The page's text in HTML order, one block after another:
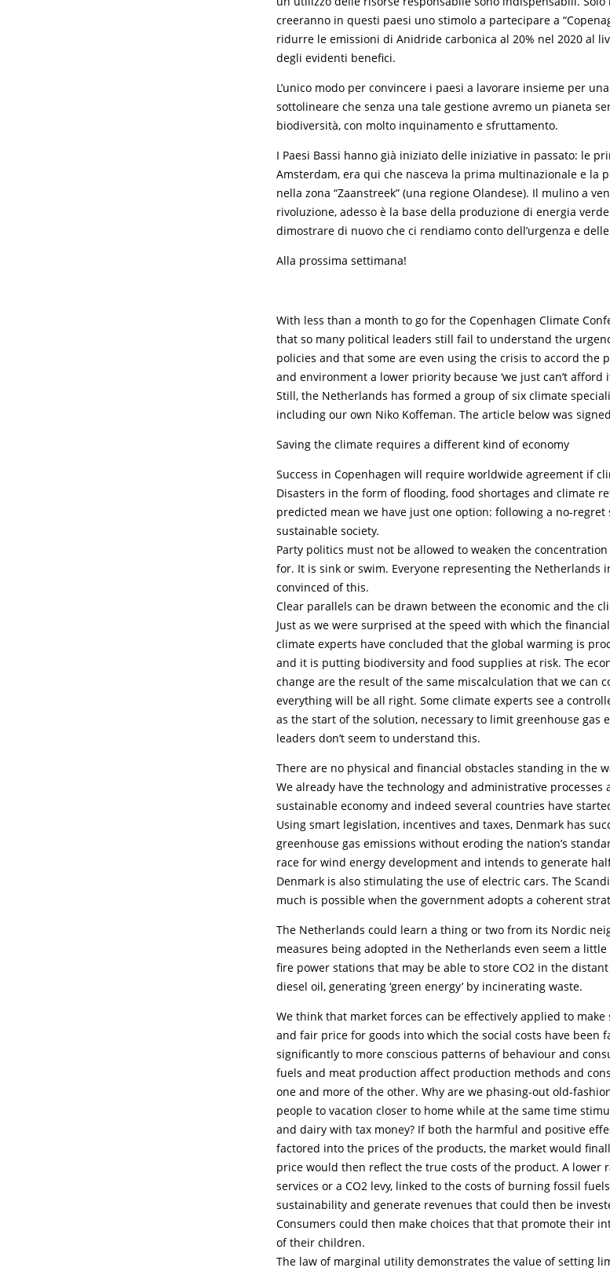
creeranno in questi paesi uno stimolo a partecipare a
ridurre le emissioni di Anidride carbonica al 20% nel 2020 al
degli evidenti benefici.
L’unico modo per convincere i paesi a lavorare insieme per
sottolineare che senza una tale gestione avremo un pianeta
biodiversità, con molto inquinamento e sfruttamento.
I Paesi Bassi hanno già iniziato delle iniziative in passato: le
Amsterdam, era qui che nasceva la prima multinazionale e la
nella zona “Zaanstreek” (una regione Olandese). Il mulino a
rivoluzione, adesso è la base della produzione di energia
dimostrare di nuovo che ci rendiamo conto dell’urgenza e
Alla prossima settimana!
With less than a month to go for the Copenhagen Climate
that so many political leaders still fail to understand the
policies and that some are even using the crisis to accord the
and environment a lower priority because ‘we just can’t afford
Still, the Netherlands has formed a group of six climate
including our own Niko Koffeman. The article below was
Saving the climate requires a different kind of economy
Success in Copenhagen will require worldwide agreement if
Disasters in the form of flooding, food shortages and climate
predicted mean we have just one option: following a no-
sustainable society.
Party politics must not be allowed to weaken the
for. It is sink or swim. Everyone representing the Netherlands
convinced of this.
Clear parallels can be drawn between the economic and the
Just as we were surprised at the speed with which the
climate experts have concluded that the global warming is
and it is putting biodiversity and food supplies at risk. The
change are the result of the same miscalculation that we can
everything will be all right. Some climate experts see a
as the start of the solution, necessary to limit greenhouse gas
leaders don’t seem to understand this.
There are no physical and financial obstacles standing in the
We already have the technology and administrative processes
sustainable economy and indeed several countries have
Using smart legislation, incentives and taxes, Denmark has
greenhouse gas emissions without eroding the nation’s
race for wind energy development and intends to generate
Denmark is also stimulating the use of electric cars. The
much is possible when the government adopts a coherent
The Netherlands could learn a thing or two from its Nordic
measures being adopted in the Netherlands even seem a
fire power stations that may be able to store CO2 in the
diesel oil, generating ‘green energy’ by incinerating waste.
We think that market forces can be effectively applied to
and fair price for goods into which the social costs have been
significantly to more conscious patterns of behaviour and
fuels and meat production affect production methods and
one and more of the other. Why are we phasing-out old-
people to vacation closer to home while at the same time
and dairy with tax money? If both the harmful and positive
factored into the prices of the products, the market would
price would then reflect the true costs of the product. A lower
services or a CO2 levy, linked to the costs of burning fossil
sustainability and generate revenues that could then be
Consumers could then make choices that that promote their
of their children.
The law of marginal utility demonstrates the value of setting